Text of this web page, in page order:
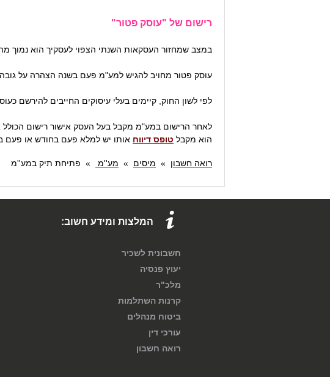
רישום של "עוסק פטור"
במצב שמחזור העסקאות השנתי הצפוי לעסקיך הוא נמוך
עוסק פטור מחויב להגיש למע"מ פעם בשנה הצהרה על
לפי לשון החוק, קיימים בעלי עיסוקים החייבים להירשם
לאחר הרישום במע"מ מקבל בעל העסק אישור רישום
הוא מקבל טופס דיווח אותו יש למלא פעם בחודש או פעם
רואה חשבון » מיסים » מע''מ » פתיחת תיק במע''מ
המלצות ומידע חשוב:
חשבונית לשכיר
יעוץ פנסיה
מלכ"ר
קרנות השתלמות
ביטוח מנהלים
עורכי דין
רואה חשבון